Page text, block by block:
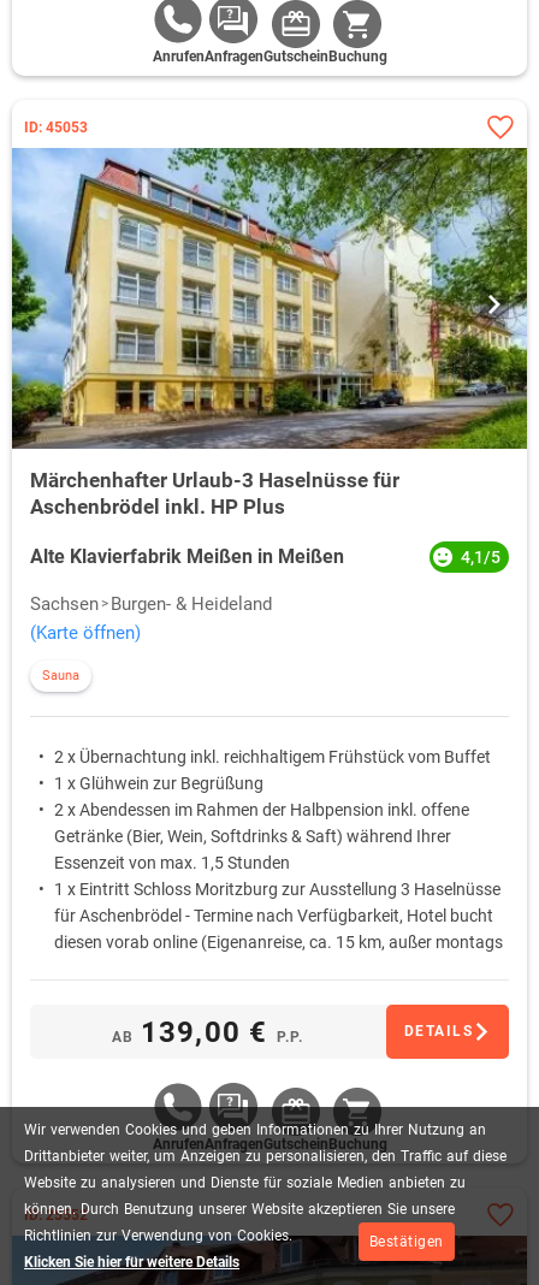
Wir verwenden Cookies und geben Informationen zu Ihrer Nutzung an
Drittanbieter weiter, um Anzeigen zu personalisieren, den Traffic auf diese
Website zu analysieren und Dienste für soziale Medien anbieten zu
können. Durch Benutzung unserer Website akzeptieren Sie unsere
Richtlinien zur Verwendung von Cookies.
Klicken Sie hier für weitere Details
Bestätigen
AnrufenAnfragenGutschein Buchung
ID: 45053
Märchenhafter Urlaub-3 Haselnüsse für
Aschenbrödel inkl. HP Plus
Alte Klavierfabrik Meißen in Meißen 4,1/5
Sachsen
Burgen- & Heideland
(Karte öffnen)
Sauna
2 x Übernachtung inkl. reichhaltigem Frühstück vom Buffet
1 x Glühwein zur Begrüßung
2 x Abendessen im Rahmen der Halbpension inkl. offene
Getränke (Bier, Wein, Softdrinks & Saft) während Ihrer
Essenzeit von max. 1,5 Stunden
1 x Eintritt Schloss Moritzburg zur Ausstellung 3 Haselnüsse
für Aschenbrödel - Termine nach Verfügbarkeit, Hotel bucht
diesen vorab online (Eigenanreise, ca. 15 km, außer montags
(pro Zimmer)
Saunanutzung (täglich von 15:00 - 21:00 Uhr)
AB 139,00 € P.P. DETAILS
AnrufenAnfragenGutschein Buchung
ID: 25552